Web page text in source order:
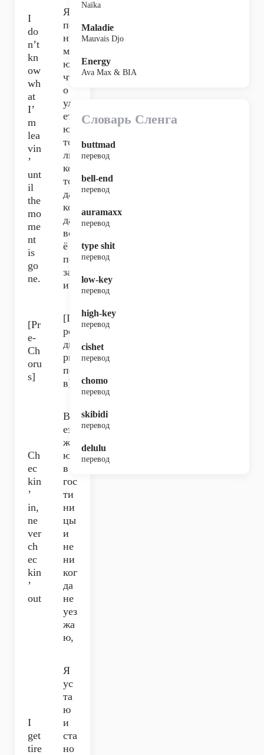
I
do
n’t
kn
ow
wh
at
I’
m
lea
vin
’
unt
il
the
mo
me
nt
is
go
ne.
Я
по
ни
ма
ю,
чт
о
ул
ета
ю
то
ль
ко
тог
да,
ког
да
вс
ё
по
зад
и.
[Pr
e-
Ch
oru
s]
[П
ре
дп
ри
пе
в]
Ch
ec
kin
’
in,
ne
ver
ch
ec
kin
’
out
Въ
ез
жа
ю
в
гос
ти
ни
цы
и
не
ни
ког
да
не
уез
жа
ю,
I
get
tire
Я
ус
та
ю
и
ста
но
Naïka
Maladie
Mauvais Djo
Energy
Ava Max & BIA
Словарь Сленга
buttmad
перевод
bell-end
перевод
auramaxx
перевод
type shit
перевод
low-key
перевод
high-key
перевод
cishet
перевод
chomo
перевод
skibidi
перевод
delulu
перевод